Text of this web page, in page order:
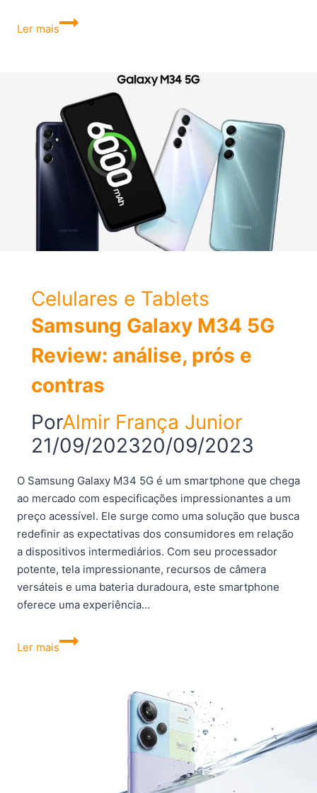
Ler mais
MXQ
Ficha
técnica
Celulares e Tablets
Samsung Galaxy M34 5G
Review: análise, prós e
contras
PorAlmir França Junior
21/09/202320/09/2023
O Samsung Galaxy M34 5G é um smartphone que chega
ao mercado com especificações impressionantes a um
preço acessível. Ele surge como uma solução que busca
redefinir as expectativas dos consumidores em relação
a dispositivos intermediários. Com seu processador
potente, tela impressionante, recursos de câmera
versáteis e uma bateria duradoura, este smartphone
oferece uma experiência…
Ler mais
Samsung